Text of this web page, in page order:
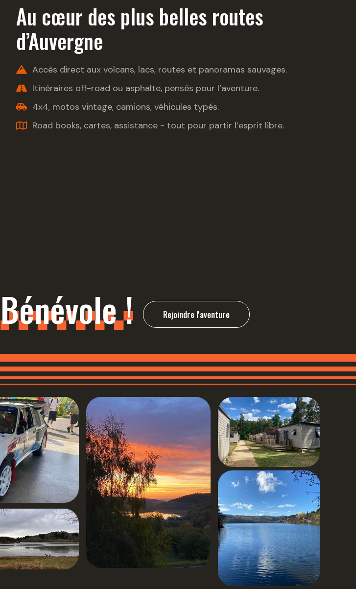
Au cœur des plus belles routes
d’Auvergne
Accès direct aux volcans, lacs, routes et panoramas sauvages.
Itinéraires off-road ou asphalte, pensés pour l’aventure.
4x4, motos vintage, camions, véhicules typés.
Road books, cartes, assistance - tout pour partir l’esprit libre.
Bénévole ! Rejoindre l'aventure